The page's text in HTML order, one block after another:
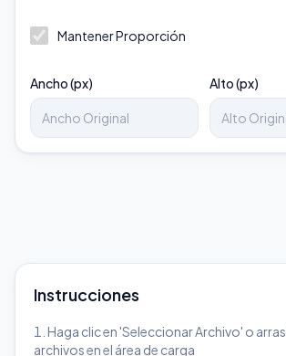
Mantener Proporción
Ancho (px) Alto (px)
Instrucciones
Haga clic en 'Seleccionar Archivo' o
archivos en el área de carga